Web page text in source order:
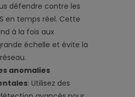
défendre contre les
en temps réel. Cette
à la fois aux
échelle et évite la
anomalies
: Utilisez des